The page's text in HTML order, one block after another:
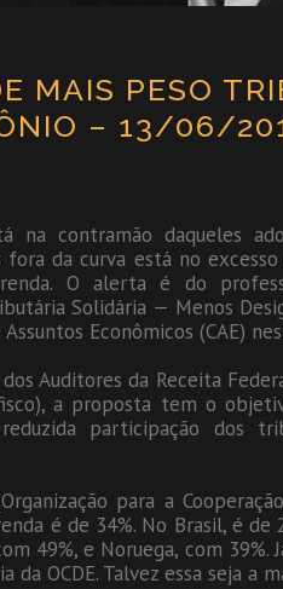
MAIS PESO
– 13/06/
na contramão daqueles
fora da curva está no
O alerta é do
Solidária — Menos
Econômicos (CAE)
Auditores da Receita
a proposta tem o
participação dos
para a
é de 34%. No Brasil, é de
49%, e Noruega, com
da OCDE. Talvez essa seja a